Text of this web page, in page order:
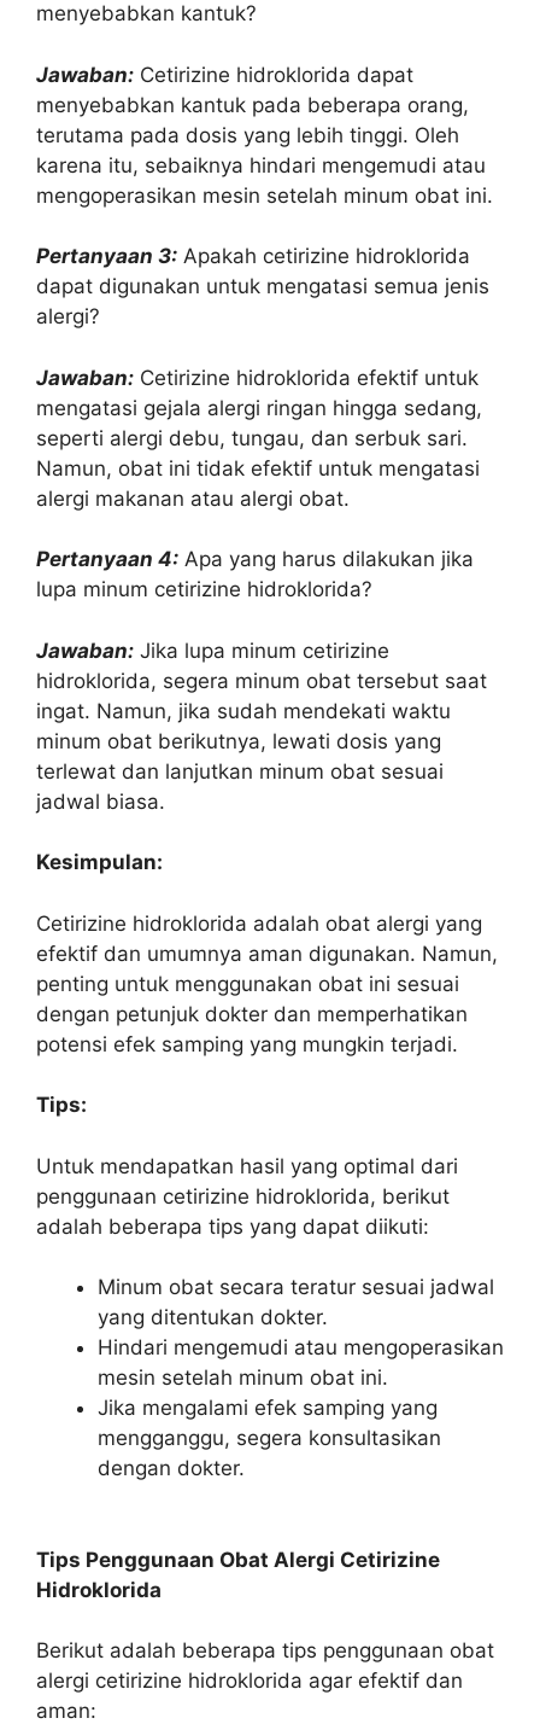
menyebabkan kantuk?
Jawaban: Cetirizine hidroklorida dapat
menyebabkan kantuk pada beberapa orang,
terutama pada dosis yang lebih tinggi. Oleh
karena itu, sebaiknya hindari mengemudi atau
mengoperasikan mesin setelah minum obat ini.
Pertanyaan 3: Apakah cetirizine hidroklorida
dapat digunakan untuk mengatasi semua jenis
alergi?
Jawaban: Cetirizine hidroklorida efektif untuk
mengatasi gejala alergi ringan hingga sedang,
seperti alergi debu, tungau, dan serbuk sari.
Namun, obat ini tidak efektif untuk mengatasi
alergi makanan atau alergi obat.
Pertanyaan 4: Apa yang harus dilakukan jika
lupa minum cetirizine hidroklorida?
Jawaban: Jika lupa minum cetirizine
hidroklorida, segera minum obat tersebut saat
ingat. Namun, jika sudah mendekati waktu
minum obat berikutnya, lewati dosis yang
terlewat dan lanjutkan minum obat sesuai
jadwal biasa.
Kesimpulan:
Cetirizine hidroklorida adalah obat alergi yang
efektif dan umumnya aman digunakan. Namun,
penting untuk menggunakan obat ini sesuai
dengan petunjuk dokter dan memperhatikan
potensi efek samping yang mungkin terjadi.
Tips:
Untuk mendapatkan hasil yang optimal dari
penggunaan cetirizine hidroklorida, berikut
adalah beberapa tips yang dapat diikuti:
Minum obat secara teratur sesuai jadwal
yang ditentukan dokter.
Hindari mengemudi atau mengoperasikan
mesin setelah minum obat ini.
Jika mengalami efek samping yang
mengganggu, segera konsultasikan
dengan dokter.
Tips Penggunaan Obat Alergi Cetirizine
Hidroklorida
Berikut adalah beberapa tips penggunaan obat
alergi cetirizine hidroklorida agar efektif dan
aman: